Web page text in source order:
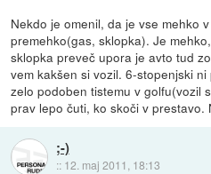
Nekdo je omenil, da je vse mehko
premehko(gas, sklopka). Je
sklopka preveč upora je avto tud
vem kakšen si vozil. 6-stopenjski
zelo podoben tistemu v golfu(vozil
prav lepo čuti, ko skoči v
;-)
:: 12. maj 2011, 18:13